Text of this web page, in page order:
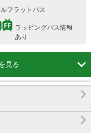
フラットバス
ラッピングバス情報
あり
見る 

